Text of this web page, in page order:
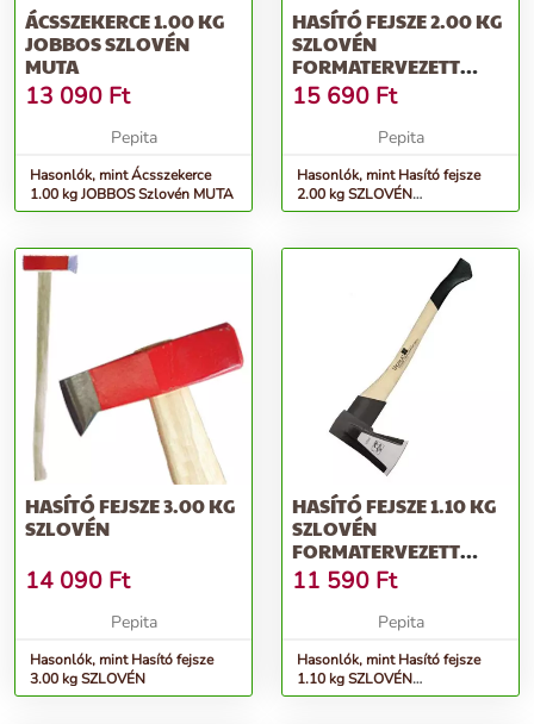
ÁCSSZEKERCE 1.00 KG
JOBBOS SZLOVÉN
MUTA
13 090 Ft
Pepita
Hasonlók, mint Ácsszekerce
1.00 kg JOBBOS Szlovén MUTA
HASÍTÓ FEJSZE 2.00 KG
SZLOVÉN
FORMATERVEZETT
NYÉLLEL
15 690 Ft
Pepita
Hasonlók, mint Hasító fejsze
2.00 kg SZLOVÉN
formatervezett nyéllel
HASÍTÓ FEJSZE 3.00 KG
SZLOVÉN
14 090 Ft
Pepita
Hasonlók, mint Hasító fejsze
3.00 kg SZLOVÉN
HASÍTÓ FEJSZE 1.10 KG
SZLOVÉN
FORMATERVEZETT
NYÉLLEL
11 590 Ft
Pepita
Hasonlók, mint Hasító fejsze
1.10 kg SZLOVÉN
formatervezett nyéllel